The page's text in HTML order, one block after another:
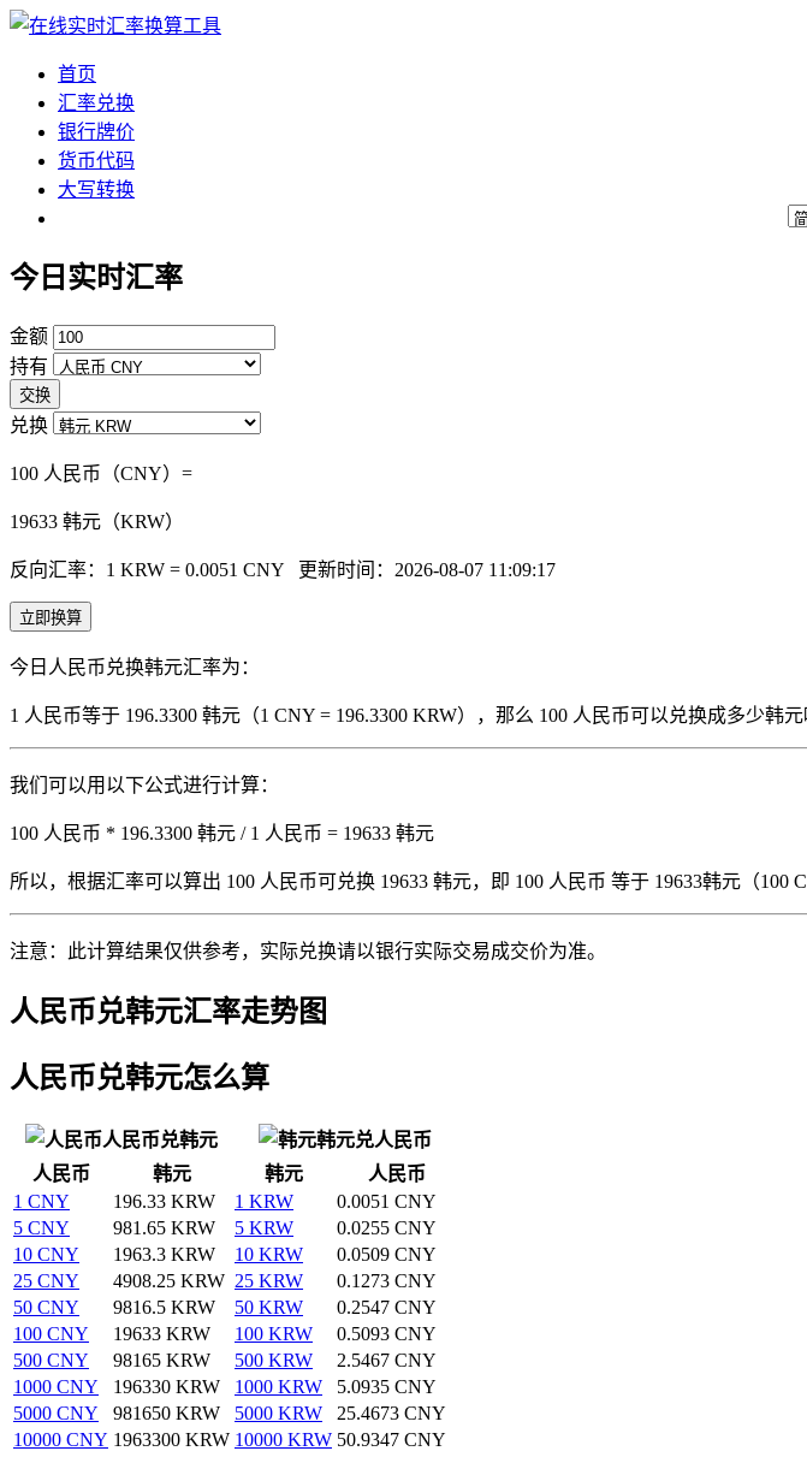
首页
汇率兑换
银行牌价
货币代码
大写转换
今日实时汇率
金额
持有
交换
兑换
100 人民币（CNY）=
19633 韩元（KRW）
反向汇率：1 KRW = 0.0051 CNY 更新时间：2026-08-07 11:09:17
立即换算
今日人民币兑换韩元汇率为：
1 人民币等于 196.3300 韩元（1 CNY = 196.3300 KRW），那么 100 人民币可以兑换成多少韩元
我们可以用以下公式进行计算：
100 人民币 * 196.3300 韩元 / 1 人民币 = 19633 韩元
所以，根据汇率可以算出 100 人民币可兑换 19633 韩元，即 100 人民币 等于 19633韩元（100
注意：此计算结果仅供参考，实际兑换请以银行实际交易成交价为准。
人民币兑韩元汇率走势图
人民币兑韩元怎么算
人民币兑韩元
韩元兑人民币
人民币
韩元 韩元
人民币
1 CNY
196.33 KRW 1 KRW
0.0051 CNY
5 CNY
981.65 KRW 5 KRW
0.0255 CNY
10 CNY
1963.3 KRW 10 KRW
0.0509 CNY
25 CNY
4908.25 KRW 25 KRW
0.1273 CNY
50 CNY
9816.5 KRW 50 KRW
0.2547 CNY
100 CNY
19633 KRW 100 KRW
0.5093 CNY
500 CNY
98165 KRW 500 KRW
2.5467 CNY
1000 CNY
196330 KRW 1000 KRW
5.0935 CNY
5000 CNY
981650 KRW 5000 KRW
25.4673 CNY
10000 CNY 1963300 KRW 10000 KRW 50.9347 CNY